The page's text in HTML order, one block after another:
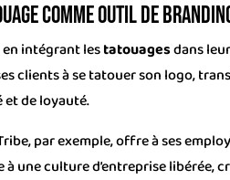
comme outil de
intégrant lestatouagesdans
clients à se tatouer son logo,
de loyauté.
par exemple, offre à ses
une culture d’entreprise libérée,